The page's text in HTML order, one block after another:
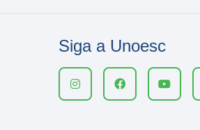
Siga a Unoesc